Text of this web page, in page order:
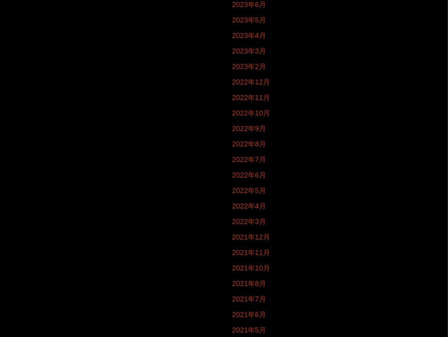
2023年6月
2023年5月
2023年4月
2023年3月
2023年2月
2022年12月
2022年11月
2022年10月
2022年9月
2022年8月
2022年7月
2022年6月
2022年5月
2022年4月
2022年3月
2021年12月
2021年11月
2021年10月
2021年8月
2021年7月
2021年6月
2021年5月